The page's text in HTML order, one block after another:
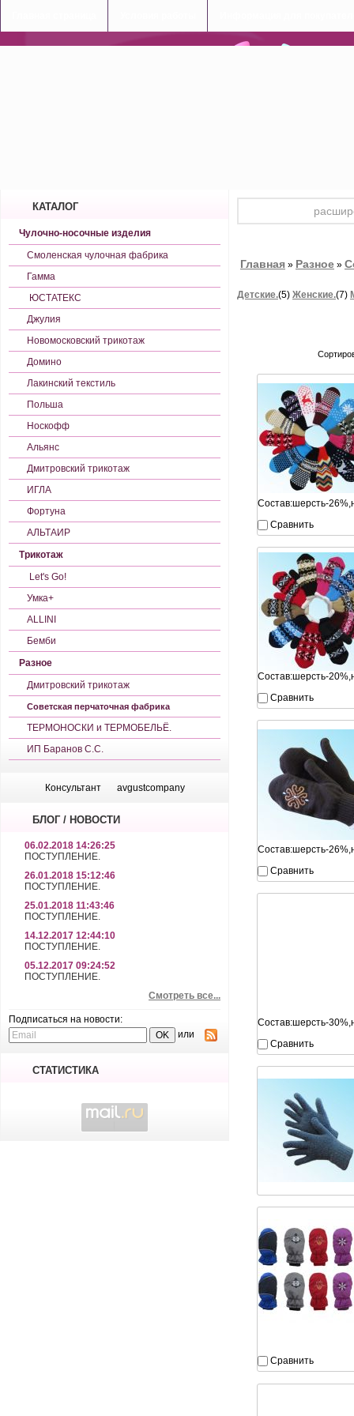
КАТАЛОГ
Чулочно-носочные изделия
Смоленская чулочная фабрика
Гамма
ЮСТАТЕКС
Джулия
Новомосковский трикотаж
Домино
Лакинский текстиль
Польша
Носкофф
Альянс
Дмитровский трикотаж
ИГЛА
Фортуна
АЛЬТАИР
Трикотаж
Let's Gо!
Умка+
ALLINI
Бемби
Разное
Дмитровский трикотаж
Советская перчаточная фабрика
ТЕРМОНОСКИ и ТЕРМОБЕЛЬЁ.
ИП Баранов С.С.
Консультант avgustcompany
БЛОГ / НОВОСТИ
06.02.2018 14:26:25
ПОСТУПЛЕНИЕ.
26.01.2018 15:12:46
ПОСТУПЛЕНИЕ.
25.01.2018 11:43:46
ПОСТУПЛЕНИЕ.
14.12.2017 12:44:10
ПОСТУПЛЕНИЕ.
05.12.2017 09:24:52
ПОСТУПЛЕНИЕ.
Смотреть все...
Подписаться на новости:
или
СТАТИСТИКА
Главная » Разное »
Детские.(5) Женские.(7)
Состав:шерсть-
Сравнить
Состав:шерсть-
Сравнить
Cостав:шерсть-
Сравнить
Состав:шерсть-
Сравнить
Сравнить